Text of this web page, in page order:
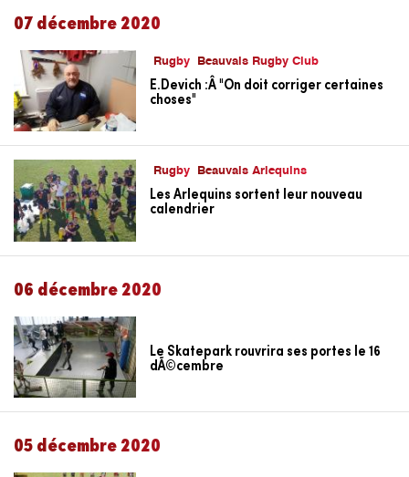
07 décembre 2020
Rugby Beauvais Rugby Club
E.Devich :Â "On doit corriger certaines
choses"
Rugby Beauvais Arlequins
Les Arlequins sortent leur nouveau
calendrier
06 décembre 2020
Le Skatepark rouvrira ses portes le 16
dÃ©cembre
05 décembre 2020